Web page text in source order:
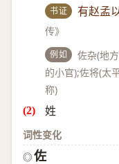
书证 有赵孟
传》
例如
佐杂(地
的小官);佐将(太
称)
姓
词性变化
◎ 佐